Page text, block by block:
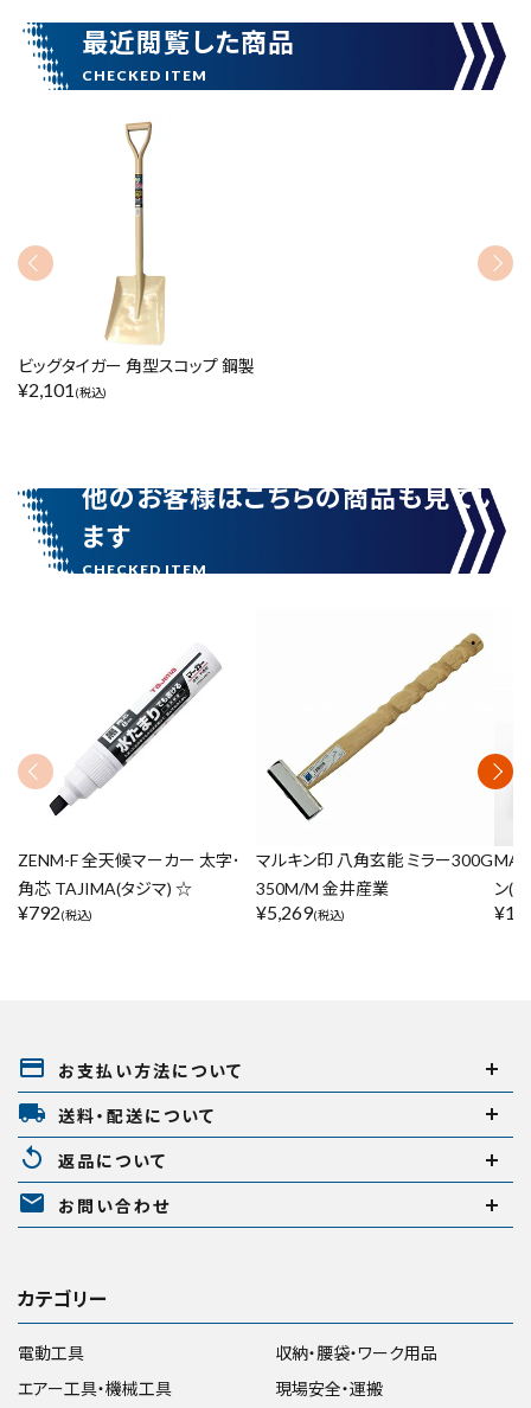
腰袋 バンスト展示品
円
最近閲覧した商品
ビッグタイガー 角型スコップ 鋼製
¥2,101 (税込)
他のお客様はこちらの商品も見てい
ます
ZENM-F 全天候マーカー 太字･
角芯 TAJIMA(タジマ) ☆
¥792(税込)
マルキン印 八角玄能 ミラー300G
350M/M 金井産業
¥5,269(税込)
ン(
¥
payment お支払い方法について
local_shipping 送料・配送について
replay 返品について
mail お問い合わせ
カテゴリー
電動工具
エアー工具・機械工具
収納・腰袋・ワーク用品
現場安全・運搬